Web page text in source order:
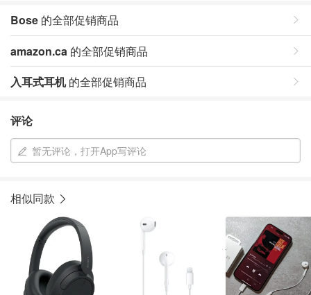
Bose 的全部促销商品
amazon.ca 的全部促销商品
入耳式耳机的全部促销商品
评论
暂无评论，打开App写评论
相似同款